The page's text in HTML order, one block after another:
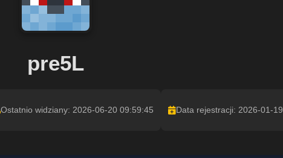
pre5L
Ostatnio widziany: 2026-06-20 09:59:45 Data rejestracji: 2026-01-19